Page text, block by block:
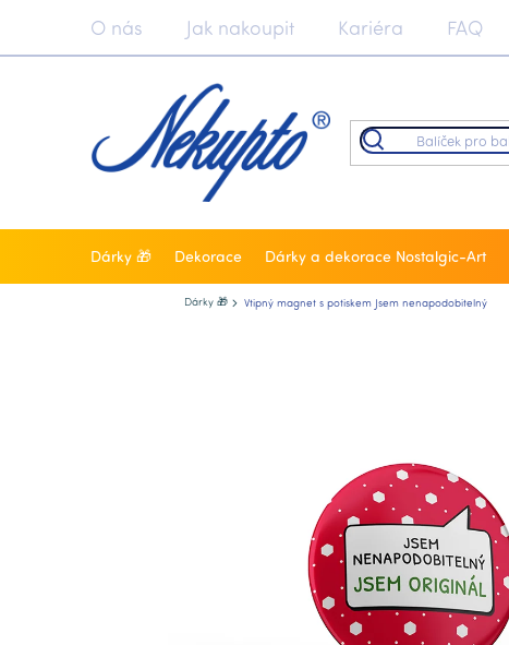
obsah
O nás Jak nakoupit Kariéra FAQ
Dárky 🎁 Dekorace Dárky a dekorace Nostalgic-Art
Dárky 🎁 Vtipný magnet s potiskem Jsem nenapodobitelný